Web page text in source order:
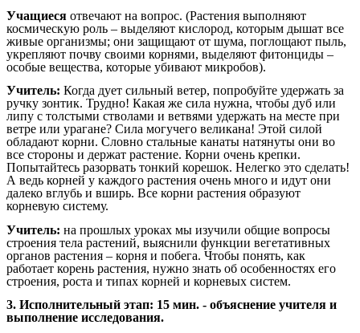
Учащиеся отвечают на вопрос. (Растения выполняют
космическую роль – выделяют кислород, которым дышат все
живые организмы; они защищают от шума, поглощают пыль,
укрепляют почву своими корнями, выделяют фитонциды –
особые вещества, которые убивают микробов).
Учитель: Когда дует сильный ветер, попробуйте удержать за
ручку зонтик. Трудно! Какая же сила нужна, чтобы дуб или
липу с толстыми стволами и ветвями удержать на месте при
ветре или урагане? Сила могучего великана! Этой силой
обладают корни. Словно стальные канаты натянуты они во
все стороны и держат растение. Корни очень крепки.
Попытайтесь разорвать тонкий корешок. Нелегко это сделать!
А ведь корней у каждого растения очень много и идут они
далеко вглубь и вширь. Все корни растения образуют
корневую систему.
Учитель: на прошлых уроках мы изучили общие вопросы
строения тела растений, выяснили функции вегетативных
органов растения – корня и побега. Чтобы понять, как
работает корень растения, нужно знать об особенностях его
строения, роста и типах корней и корневых систем.
3. Исполнительный этап: 15 мин. - объяснение учителя и
выполнение исследования.